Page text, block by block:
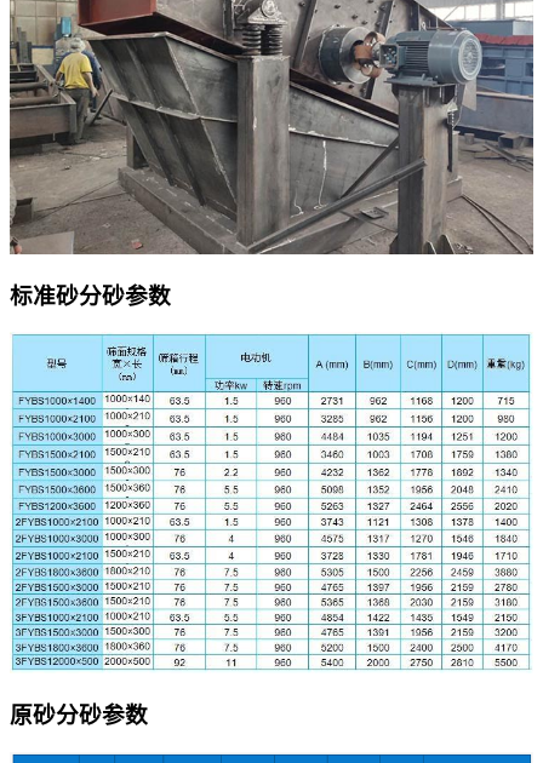
标准砂分砂参数
原砂分砂参数